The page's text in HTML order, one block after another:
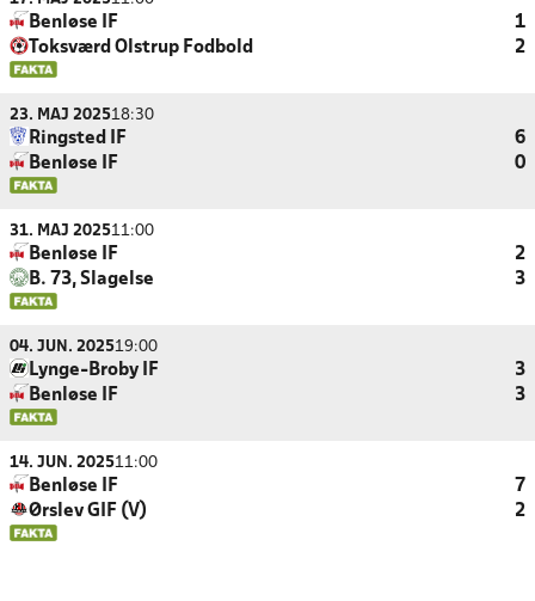
Benløse IF
1
Toksværd Olstrup Fodbold
2
23. MAJ 202518:30
Ringsted IF
6
Benløse IF
0
31. MAJ 202511:00
Benløse IF
2
B. 73, Slagelse
3
04. JUN. 202519:00
Lynge-Broby IF
3
Benløse IF
3
14. JUN. 202511:00
Benløse IF
7
Ørslev GIF (V)
2